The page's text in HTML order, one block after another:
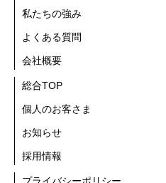
私たちの強み
よくある質問
会社概要
総合TOP
個人のお客さま
お知らせ
採用情報
プライバシーポリシー